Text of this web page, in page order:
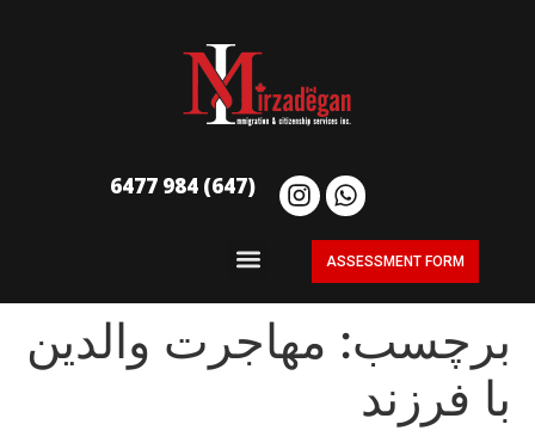
(647) 984 6477
ASSESSMENT FORM
برچسب: مهاجرت والدین
با فرزند